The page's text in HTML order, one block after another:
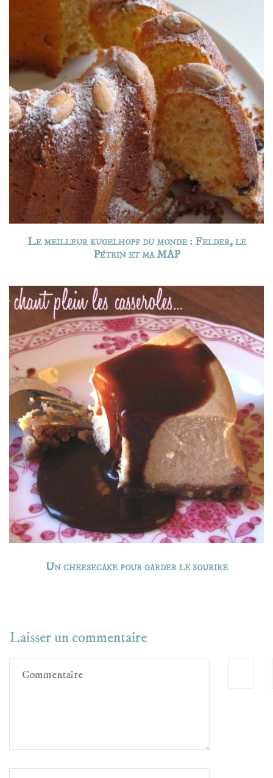
Le meilleur kugelhopf du monde : Felder, le
Pétrin et ma MAP
Un cheesecake pour garder le sourire
Laisser un commentaire